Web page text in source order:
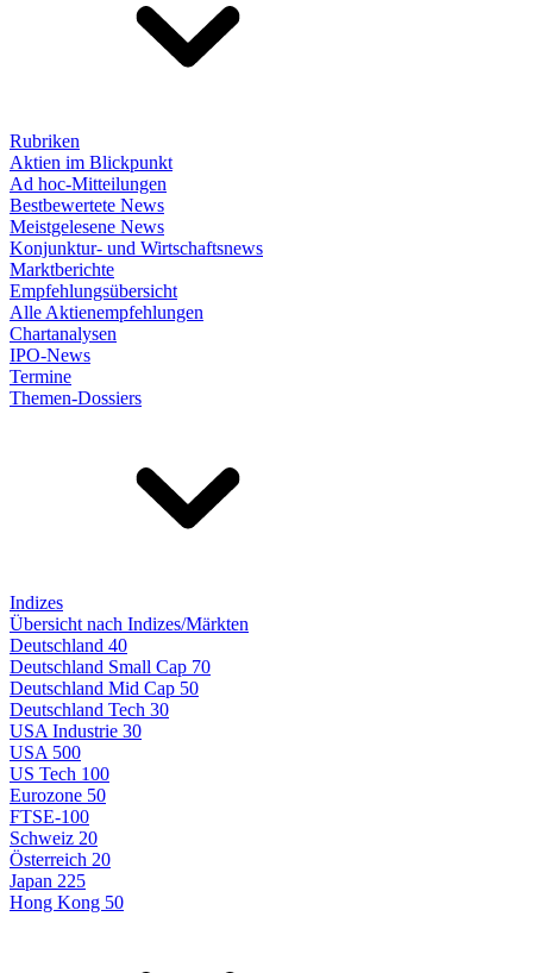
Rubriken
Aktien im Blickpunkt
Ad hoc-Mitteilungen
Bestbewertete News
Meistgelesene News
Konjunktur- und Wirtschaftsnews
Marktberichte
Empfehlungsübersicht
Alle Aktienempfehlungen
Chartanalysen
IPO-News
Termine
Themen-Dossiers
Indizes
Übersicht nach Indizes/Märkten
Deutschland 40
Deutschland Small Cap 70
Deutschland Mid Cap 50
Deutschland Tech 30
USA Industrie 30
USA 500
US Tech 100
Eurozone 50
FTSE-100
Schweiz 20
Österreich 20
Japan 225
Hong Kong 50